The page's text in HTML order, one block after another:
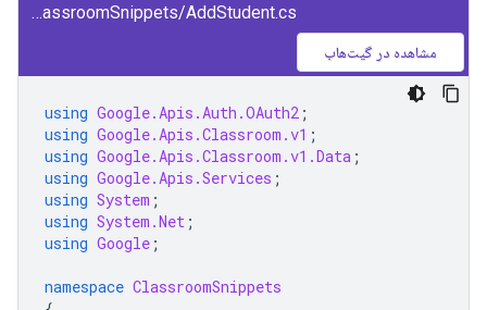
class/snippets/ClassroomSnippets/AddStudent.cs
مشاهده در گیت‌هاب
using Google.Apis.Auth.OAuth2 ;
using Google.Apis.Classroom.v1 ;
using Google.Apis.Classroom.v1.Data ;
using Google.Apis.Services ;
using System ;
using System.Net ;
using Google ;
namespace ClassroomSnippets